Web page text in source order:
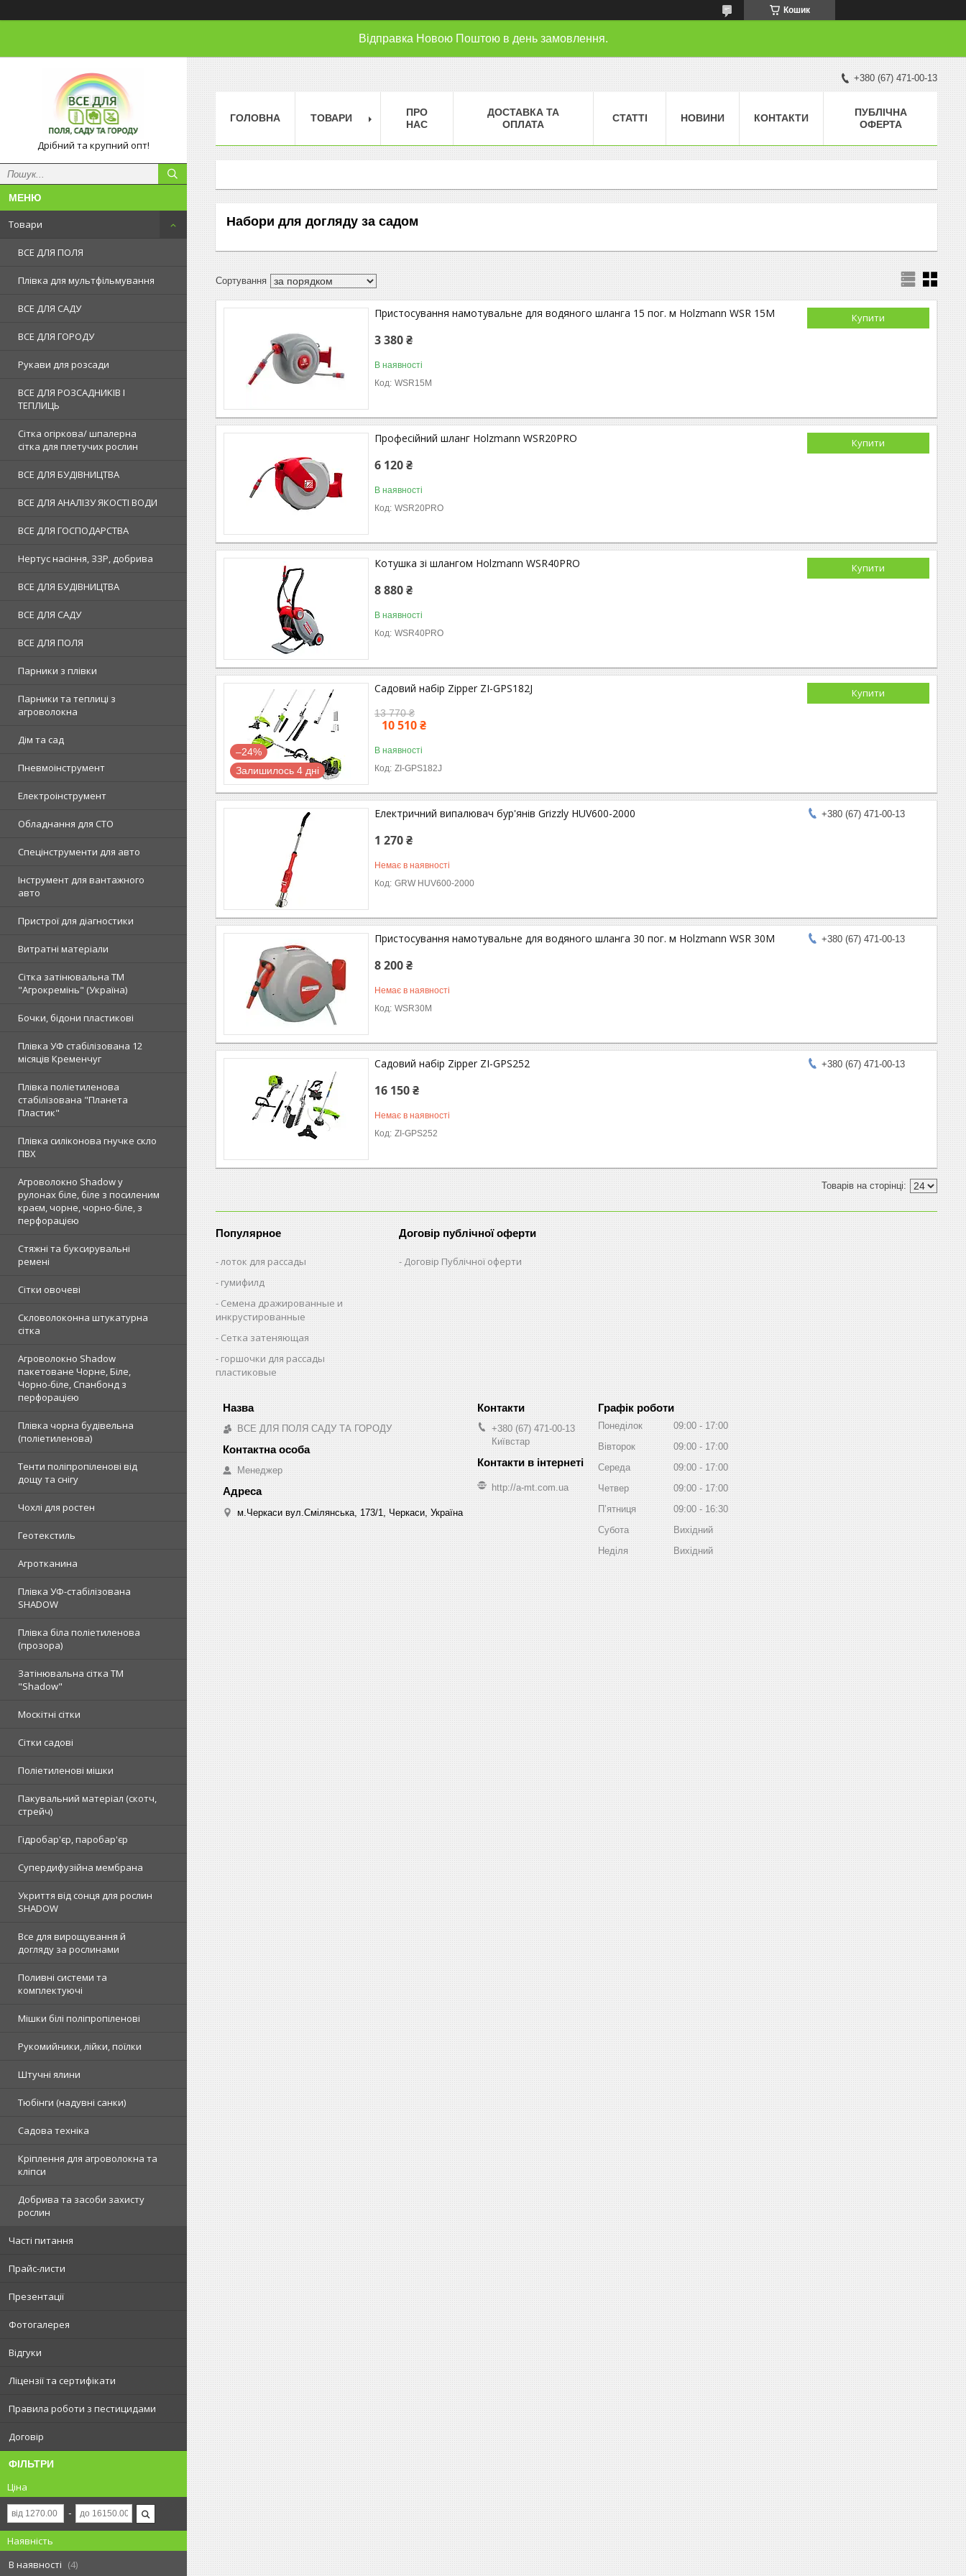
Кошик
Відправка Новою Поштою в день замовлення.
Дрібний та крупний опт!
Товари
ВСЕ ДЛЯ ПОЛЯ
Плівка для мультфільмування
ВСЕ ДЛЯ САДУ
ВСЕ ДЛЯ ГОРОДУ
Рукави для розсади
ВСЕ ДЛЯ РОЗСАДНИКІВ І
ТЕПЛИЦЬ
Сітка огіркова/ шпалерна
сітка для плетучих рослин
ВСЕ ДЛЯ БУДІВНИЦТВА
ВСЕ ДЛЯ АНАЛІЗУ ЯКОСТІ ВОДИ
ВСЕ ДЛЯ ГОСПОДАРСТВА
Нертус насіння, ЗЗР, добрива
ВСЕ ДЛЯ БУДІВНИЦТВА
ВСЕ ДЛЯ САДУ
ВСЕ ДЛЯ ПОЛЯ
Парники з плівки
Парники та теплиці з
агроволокна
Дім та сад
Пневмоінструмент
Електроінструмент
Обладнання для СТО
Спецінструменти для авто
Інструмент для вантажного
авто
Пристрої для діагностики
Витратні матеріали
Сітка затінювальна ТМ
"Агрокремінь" (Україна)
Бочки, бідони пластикові
Плівка УФ стабілізована 12
місяців Кременчуг
Плівка поліетиленова
стабілізована "Планета
Пластик"
Плівка силіконова гнучке скло
ПВХ
Агроволокно Shadow у
рулонах біле, біле з посиленим
краєм, чорне, чорно-біле, з
перфорацією
Стяжні та буксирувальні
ремені
Сітки овочеві
Скловолоконна штукатурна
сітка
Агроволокно Shadow
пакетоване Чорне, Біле,
Чорно-біле, Спанбонд з
перфорацією
Плівка чорна будівельна
(поліетиленова)
Тенти поліпропіленові від
дощу та снігу
Чохлі для ростен
Геотекстиль
Агротканина
Плівка УФ-стабілізована
SHADOW
Плівка біла поліетиленова
(прозора)
Затінювальна сітка ТМ
"Shadow"
Москітні сітки
Сітки садові
Поліетиленові мішки
Пакувальний матеріал (скотч,
стрейч)
Гідробар'єр, паробар'єр
Супердифузійна мембрана
Укриття від сонця для рослин
SHADOW
Все для вирощування й
догляду за рослинами
Поливні системи та
комплектуючі
Мішки білі поліпропіленові
Рукомийники, лійки, поїлки
Штучні ялини
Тюбінги (надувні санки)
Садова техніка
Кріплення для агроволокна та
кліпси
Добрива та засоби захисту
рослин
Часті питання
Прайс-листи
Презентації
Фотогалерея
Відгуки
Ліцензії та сертифікати
Правила роботи з пестицидами
Договір
ФІЛЬТРИ
Ціна
Наявність
В наявності
4
+380 (67) 471-00-13
ГОЛОВНА ТОВАРИ
ПРО
НАС
ДОСТАВКА ТА
ОПЛАТА
СТАТТІ НОВИНИ КОНТАКТИ
ПУБЛІЧНА
ОФЕРТА
Набори для догляду за садом
Купити
Пристосування намотувальне для водяного шланга 15 пог. м Holzmann WSR 15M
3 380 ₴
В наявності
WSR15M
Купити
Професійний шланг Holzmann WSR20PRO
6 120 ₴
В наявності
WSR20PRO
Купити
Котушка зі шлангом Holzmann WSR40PRO
8 880 ₴
В наявності
WSR40PRO
–24%
Залишилось 4 дні
Купити
Садовий набір Zipper ZI-GPS182J
13 770 ₴
10 510 ₴
В наявності
ZI-GPS182J
+380 (67) 471-00-13
Електричний випалювач бур'янів Grizzly HUV600-2000
1 270 ₴
Немає в наявності
GRW HUV600-2000
+380 (67) 471-00-13
Пристосування намотувальне для водяного шланга 30 пог. м Holzmann WSR 30M
8 200 ₴
Немає в наявності
WSR30M
+380 (67) 471-00-13
Садовий набір Zipper ZI-GPS252
16 150 ₴
Немає в наявності
ZI-GPS252
Популярное
лоток для рассады
гумифилд
Семена дражированные и
инкрустированные
Сетка затеняющая
горшочки для рассады
пластиковые
Договір публічної оферти
Договір Публічної оферти
ВСЕ ДЛЯ ПОЛЯ САДУ ТА ГОРОДУ
Менеджер
м.Черкаси вул.Смілянська, 173/1, Черкаси, Україна
+380 (67) 471-00-13
Київстар
http://a-mt.com.ua
Графік роботи
Понеділок 09:00
17:00
Вівторок
09:00
17:00
Середа
09:00
17:00
Четвер
09:00
17:00
Пʼятниця
09:00
16:30
Субота
Вихідний
Неділя
Вихідний